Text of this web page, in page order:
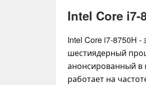
Intel Core i7-
Intel Core i7-8750H
шестиядерный
анонсированный в
работает на